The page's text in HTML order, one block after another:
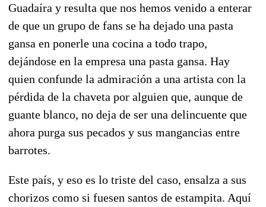
Guadaíra y resulta que nos hemos venido a enterar
de que un grupo de fans se ha dejado una pasta
gansa en ponerle una cocina a todo trapo,
dejándose en la empresa una pasta gansa. Hay
quien confunde la admiración a una artista con la
pérdida de la chaveta por alguien que, aunque de
guante blanco, no deja de ser una delincuente que
ahora purga sus pecados y sus mangancias entre
barrotes.
Este país, y eso es lo triste del caso, ensalza a sus
chorizos como si fuesen santos de estampita. Aquí